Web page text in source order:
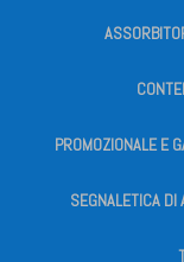
PROMOZIONALE E
SEGNALETICA DI